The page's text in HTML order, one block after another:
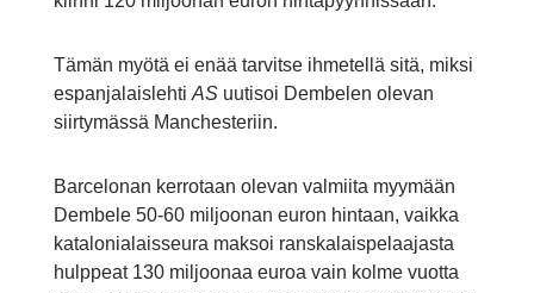
Tämän myötä ei enää tarvitse ihmetellä sitä, miksi
espanjalaislehti ASuutisoi Dembelen olevan
siirtymässä Manchesteriin.
Barcelonan kerrotaan olevan valmiita myymään
Dembele 50-60 miljoonan euron hintaan, vaikka
katalonialaisseura maksoi ranskalaispelaajasta
hulppeat 130 miljoonaa euroa vain kolme vuotta